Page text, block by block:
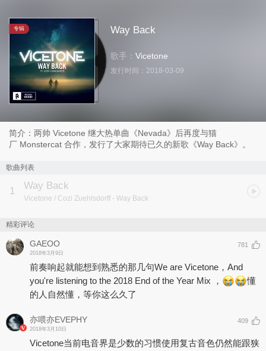
专辑 Way Back
歌手： Vicetone
发行时间： 2018-03-09
简介：两帅 Vicetone 继大热单曲《Nevada》后再度与猫
厂 Monstercat 合作，发行了大家期待已久的新歌《Way Back》。
歌曲列表
1 Way Back
Vicetone / Cozi Zuehlsdorff - Way Back
精彩评论
GAEOO
2018年3月9日
781
前奏响起就能想到熟悉的那几句We are Vicetone，And
you're listening to the 2018 End of the Year Mix ，
懂
的人自然懂，等你这么久了
亦喂亦EVEPHY
2018年3月10日
409
Vicetone当前电音界是少数的习惯使用复古音色仍然能跟狭